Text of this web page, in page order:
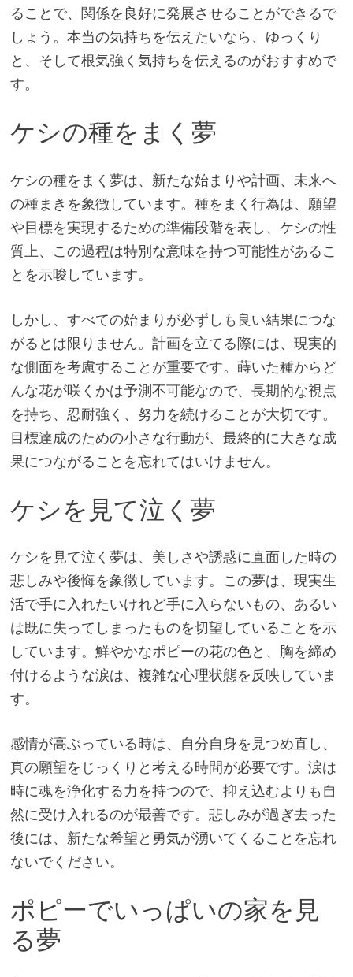
ることで、関係を良好に発展させることができるで
しょう。本当の気持ちを伝えたいなら、ゆっくり
と、そして根気強く気持ちを伝えるのがおすすめで
す。
ケシの種をまく夢
ケシの種をまく夢は、新たな始まりや計画、未来へ
の種まきを象徴しています。種をまく行為は、願望
や目標を実現するための準備段階を表し、ケシの性
質上、この過程は特別な意味を持つ可能性があるこ
とを示唆しています。
しかし、すべての始まりが必ずしも良い結果につな
がるとは限りません。計画を立てる際には、現実的
な側面を考慮することが重要です。蒔いた種からど
んな花が咲くかは予測不可能なので、長期的な視点
を持ち、忍耐強く、努力を続けることが大切です。
目標達成のための小さな行動が、最終的に大きな成
果につながることを忘れてはいけません。
ケシを見て泣く夢
ケシを見て泣く夢は、美しさや誘惑に直面した時の
悲しみや後悔を象徴しています。この夢は、現実生
活で手に入れたいけれど手に入らないもの、あるい
は既に失ってしまったものを切望していることを示
しています。鮮やかなポピーの花の色と、胸を締め
付けるような涙は、複雑な心理状態を反映していま
す。
感情が高ぶっている時は、自分自身を見つめ直し、
真の願望をじっくりと考える時間が必要です。涙は
時に魂を浄化する力を持つので、抑え込むよりも自
然に受け入れるのが最善です。悲しみが過ぎ去った
後には、新たな希望と勇気が湧いてくることを忘れ
ないでください。
ポピーでいっぱいの家を見
る夢